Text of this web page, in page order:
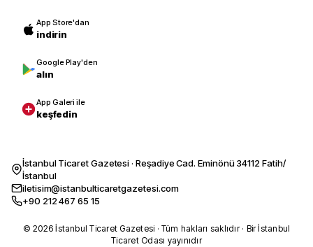
App Store'dan
indirin
Google Play'den
alın
App Galeri ile
keşfedin
İstanbul Ticaret Gazetesi · Reşadiye Cad. Eminönü 34112 Fatih/
İstanbul
iletisim@istanbulticaretgazetesi.com
+90 212 467 65 15
© 2026 İstanbul Ticaret Gazetesi · Tüm hakları saklıdır · Bir İstanbul
Ticaret Odası yayınıdır